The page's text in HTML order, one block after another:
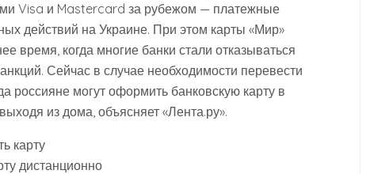
Visa и Mastercard за рубежом — платежные
действий на Украине. При этом карты «Мир»
время, когда многие банки стали отказываться
Сейчас в случае необходимости перевести
россияне могут оформить банковскую карту в
из дома, объясняет «Лента.ру».
карту
дистанционно